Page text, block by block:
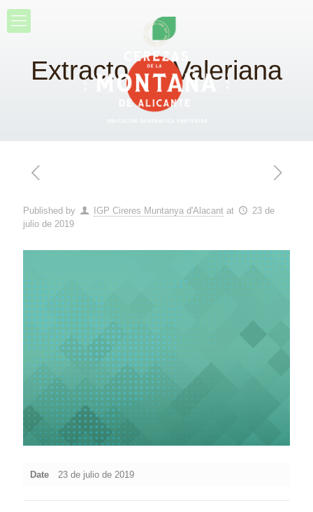
Extracto de Valeriana
Published by IGP Cireres Muntanya d'Alacant at
23 de
julio de 2019
Date 23 de julio de 2019